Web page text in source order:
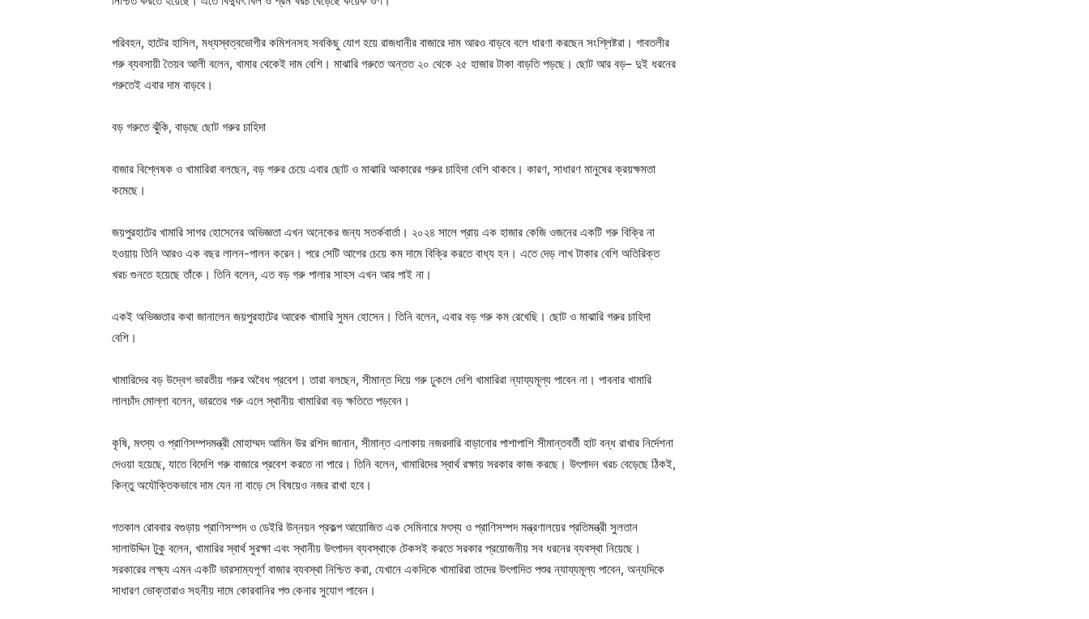
পরিবহন, হাটের হাসিল, মধ্যস্বত্বভোগীর কমিশনসহ সবকিছু যোগ হয়ে রাজধানীর বাজারে দাম আরও বাড়বে বলে ধারণা করছেন সংশ্লিষ্টরা। গাবতলীর
গরু ব্যবসায়ী তৈয়ব আলী বলেন, খামার থেকেই দাম বেশি। মাঝারি গরুতে অন্তত ২০ থেকে ২৫ হাজার টাকা বাড়তি পড়ছে। ছোট আর বড়– দুই ধরনের
গরুতেই এবার দাম বাড়বে।
বড় গরুতে ঝুঁকি, বাড়ছে ছোট গরুর চাহিদা
বাজার বিশ্লেষক ও খামারিরা বলছেন, বড় গরুর চেয়ে এবার ছোট ও মাঝারি আকারের গরুর চাহিদা বেশি থাকবে। কারণ, সাধারণ মানুষের ক্রয়ক্ষমতা
কমেছে।
জয়পুরহাটের খামারি সাগর হোসেনের অভিজ্ঞতা এখন অনেকের জন্য সতর্কবার্তা। ২০২৪ সালে প্রায় এক হাজার কেজি ওজনের একটি গরু বিক্রি না
হওয়ায় তিনি আরও এক বছর লালন-পালন করেন। পরে সেটি আগের চেয়ে কম দামে বিক্রি করতে বাধ্য হন। এতে দেড় লাখ টাকার বেশি অতিরিক্ত
খরচ গুনতে হয়েছে তাঁকে। তিনি বলেন, এত বড় গরু পালার সাহস এখন আর পাই না।
একই অভিজ্ঞতার কথা জানালেন জয়পুরহাটের আরেক খামারি সুমন হোসেন। তিনি বলেন, এবার বড় গরু কম রেখেছি। ছোট ও মাঝারি গরুর চাহিদা
বেশি।
খামারিদের বড় উদ্বেগ ভারতীয় গরুর অবৈধ প্রবেশ। তারা বলছেন, সীমান্ত দিয়ে গরু ঢুকলে দেশি খামারিরা ন্যায্যমূল্য পাবেন না। পাবনার খামারি
লালচাঁদ মোল্লা বলেন, ভারতের গরু এলে স্থানীয় খামারিরা বড় ক্ষতিতে পড়বেন।
কৃষি, মৎস্য ও প্রাণিসম্পদমন্ত্রী মোহাম্মদ আমিন উর রশিদ জানান, সীমান্ত এলাকায় নজরদারি বাড়ানোর পাশাপাশি সীমান্তবর্তী হাট বন্ধ রাখার নির্দেশনা
দেওয়া হয়েছে, যাতে বিদেশি গরু বাজারে প্রবেশ করতে না পারে। তিনি বলেন, খামারিদের স্বার্থ রক্ষায় সরকার কাজ করছে। উৎপাদন খরচ বেড়েছে ঠিকই,
কিন্তু অযৌক্তিকভাবে দাম যেন না বাড়ে সে বিষয়েও নজর রাখা হবে।
গতকাল রোববার বগুড়ায় প্রাণিসম্পদ ও ডেইরি উন্নয়ন প্রকল্প আয়োজিত এক সেমিনারে মৎস্য ও প্রাণিসম্পদ মন্ত্রণালয়ের প্রতিমন্ত্রী সুলতান
সালাউদ্দিন টুকু বলেন, খামারির স্বার্থ সুরক্ষা এবং স্থানীয় উৎপাদন ব্যবস্থাকে টেকসই করতে সরকার প্রয়োজনীয় সব ধরনের ব্যবস্থা নিয়েছে।
সরকারের লক্ষ্য এমন একটি ভারসাম্যপূর্ণ বাজার ব্যবস্থা নিশ্চিত করা, যেখানে একদিকে খামারিরা তাদের উৎপাদিত পশুর ন্যায্যমূল্য পাবেন, অন্যদিকে
সাধারণ ভোক্তারাও সহনীয় দামে কোরবানির পশু কেনার সুযোগ পাবেন।